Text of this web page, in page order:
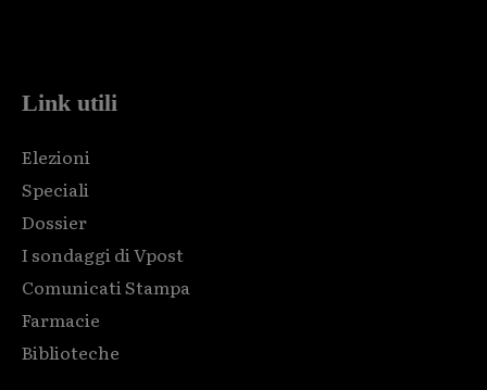
Link utili
Elezioni
Speciali
Dossier
I sondaggi di Vpost
Comunicati Stampa
Farmacie
Biblioteche